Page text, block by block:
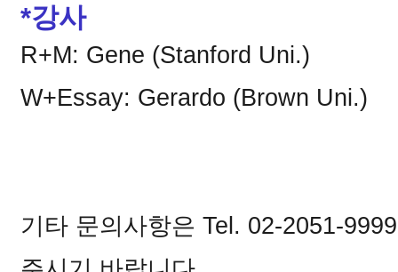
*강사
R+M: Gene (Stanford Uni.)
W+Essay: Gerardo (Brown Uni.)
기타 문의사항은 Tel. 02-2051-